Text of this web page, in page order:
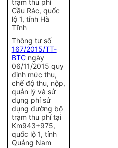
trạm thu phí
Cầu Rác, quốc
lộ 1, tỉnh Hà
Tĩnh
Thông tư số
167/2015/TT-
BTCngày
06/11/2015 quy
định mức thu,
chế độ thu, nộp,
quản lý và sử
dụng phí sử
dụng đường bộ
trạm thu phí tại
Km943+975,
quốc lộ 1, tỉnh
Quảng Nam